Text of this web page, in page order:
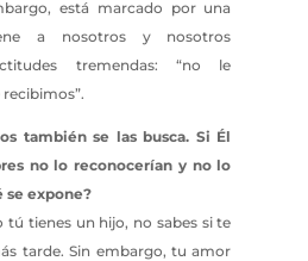
está marcado por una
a nosotros y nosotros
tremendas: “no le
también se las busca. Si Él
no lo reconocerían y no lo
se expone?
tú tienes un hijo, no sabes si te
tarde. Sin embargo, tu amor